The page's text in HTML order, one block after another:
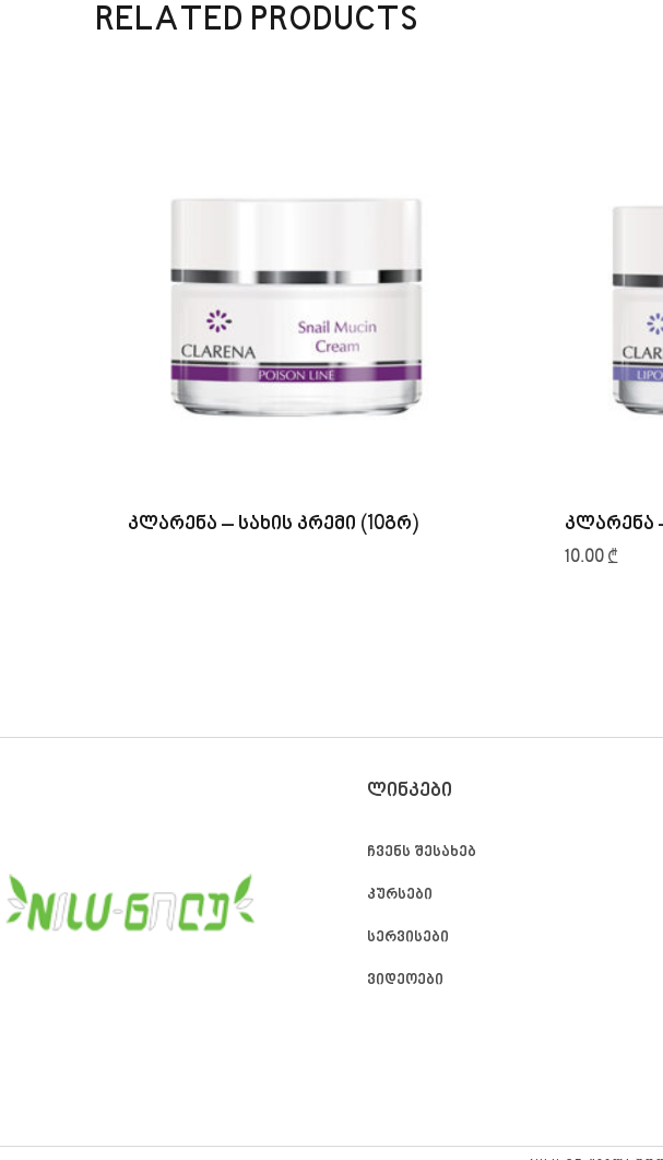
RELATED PRODUCTS
კლარენა – სახის კრემი (10გრ) კლარენა
10.00 ₾
ᲚᲘᲜᲙᲔᲑᲘ
ჩვენს შესახებ
კურსები
სერვისები
ვიდეოები